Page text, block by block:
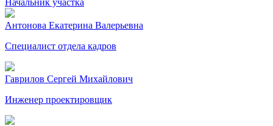
Начальник участка
Антонова Екатерина Валерьевна
Специалист отдела кадров
Гаврилов Сергей Михайлович
Инженер проектировщик